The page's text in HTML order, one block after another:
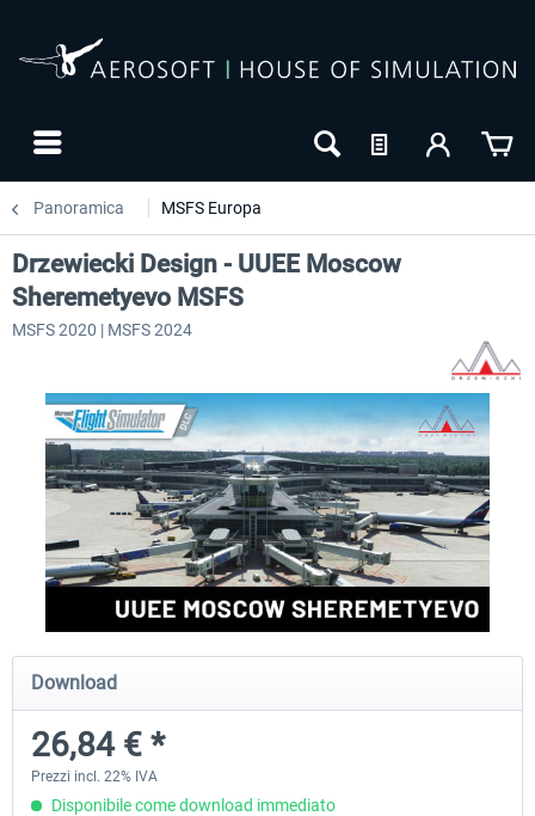
Panoramica MSFS Europa
Aerosoft Airport Cologne/Bonn sim-wings Hamburg
Drzewiecki Design - UUEE Moscow
Sheremetyevo MSFS
MSFS 2020 | MSFS 2024
Download
26,84 € *
Prezzi incl. 22% IVA
Disponibile come download immediato